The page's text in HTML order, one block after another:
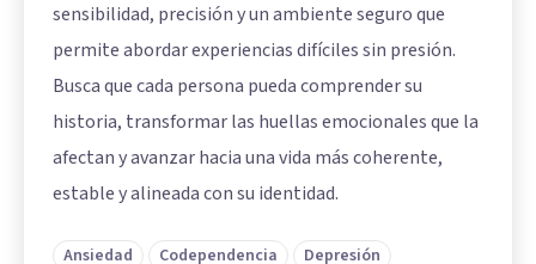
sensibilidad, precisión y un ambiente seguro que
permite abordar experiencias difíciles sin presión.
Busca que cada persona pueda comprender su
historia, transformar las huellas emocionales que la
afectan y avanzar hacia una vida más coherente,
estable y alineada con su identidad.
Ansiedad Codependencia
Depresión